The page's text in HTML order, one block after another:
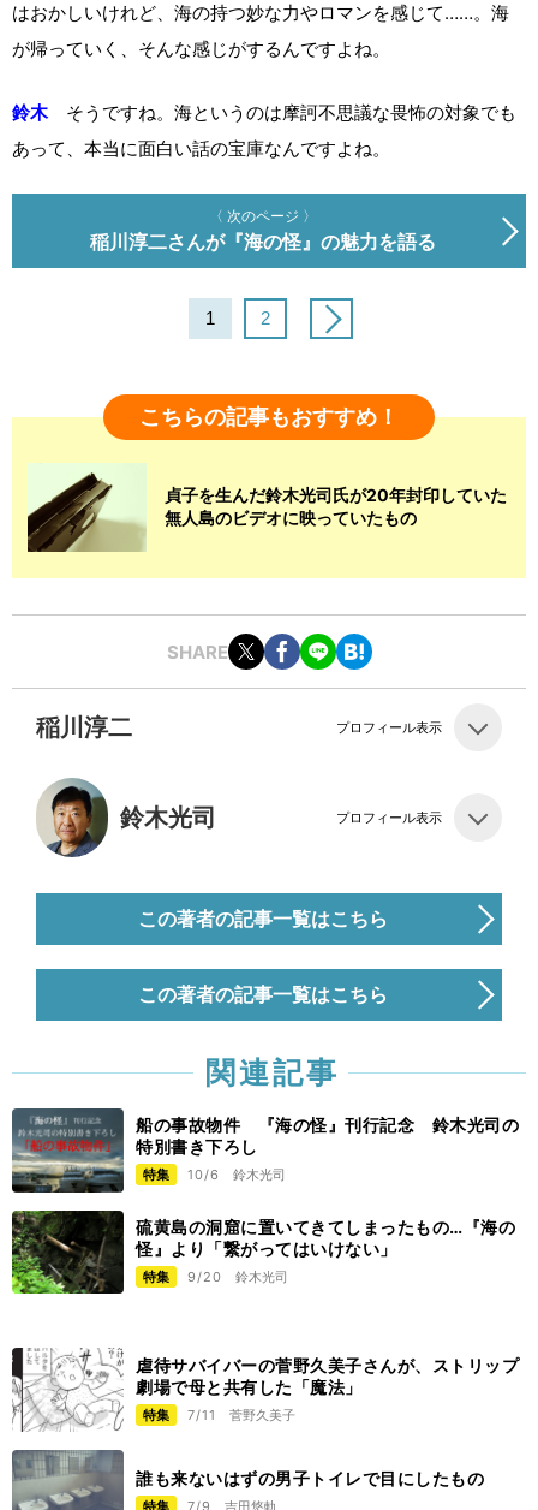
はおかしいけれど、海の持つ妙な力やロマンを感じて……。海
が帰っていく、そんな感じがするんですよね。
鈴木そうですね。海というのは摩訶不思議な畏怖の対象でも
あって、本当に面白い話の宝庫なんですよね。
〈 次のページ 〉
稲川淳二さんが『海の怪』の魅力を語る
1 2
こちらの記事もおすすめ！
貞子を生んだ鈴木光司氏が20年封印していた
無人島のビデオに映っていたもの
SHARE
稲川淳二 プロフィール表示
鈴木光司 プロフィール表示
この著者の記事一覧はこちら
この著者の記事一覧はこちら
関連記事
船の事故物件 『海の怪』刊行記念 鈴木光司の
特別書き下ろし
特集 10/6 鈴木光司
硫黄島の洞窟に置いてきてしまったもの…『海の
怪』より「繋がってはいけない」
特集 9/20 鈴木光司
虐待サバイバーの菅野久美子さんが、ストリップ
劇場で母と共有した「魔法」
特集 7/11 菅野久美子
誰も来ないはずの男子トイレで目にしたもの
特集 7/9 吉田悠軌